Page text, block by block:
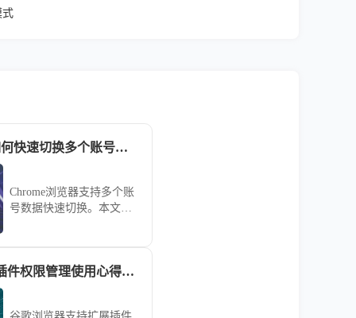
式
Chrome浏览器如何快速切换多个账号数据
Chrome浏览器支持多个账
号数据快速切换。本文分
谷歌浏览器扩展插件权限管理使用心得解析